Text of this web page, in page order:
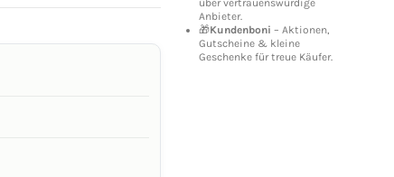
über vertrauenswürdige
Anbieter.
🎁Kundenboni – Aktionen,
Gutscheine & kleine
Geschenke für treue Käufer.